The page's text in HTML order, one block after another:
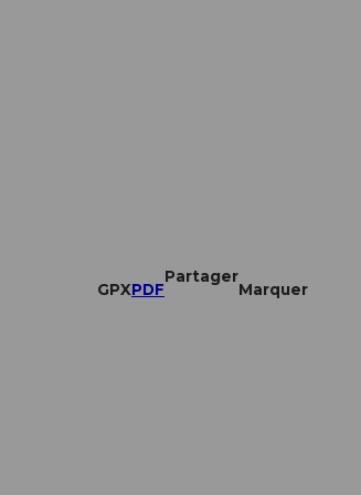
GPXPDF
Partager
Marquer